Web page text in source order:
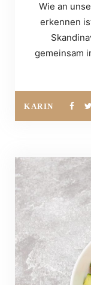
Wie an
erkennen
gemeinsam
KARIN